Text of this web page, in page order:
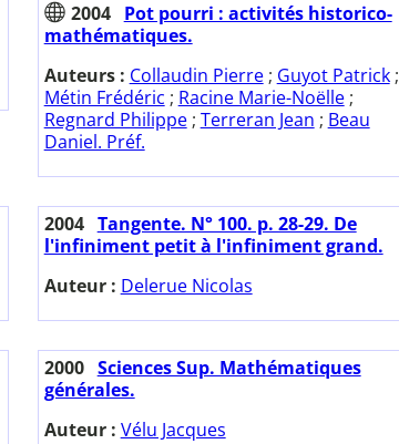
2004
Pot pourri : activités historico-
mathématiques.
Auteurs : Collaudin Pierre; Guyot Patrick;
Métin Frédéric ; Racine Marie-Noëlle;
Regnard Philippe; Terreran Jean ; Beau
Daniel. Préf.
2004 Tangente. N° 100. p. 28-29. De
l'infiniment petit à l'infiniment grand.
Auteur : Delerue Nicolas
2000 Sciences Sup. Mathématiques
générales.
Auteur : Vélu Jacques